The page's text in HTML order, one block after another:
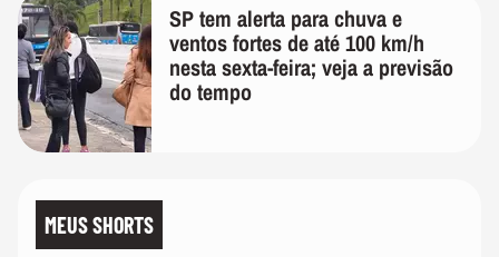
SP tem alerta para chuva e
ventos fortes de até 100 km/h
nesta sexta-feira; veja a previsão
do tempo
MEUS SHORTS